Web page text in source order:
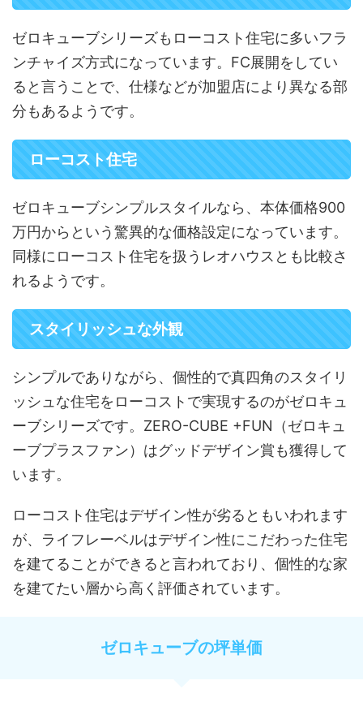
ゼロキューブシリーズもローコスト住宅に多いフラ
ンチャイズ方式になっています。FC展開をしてい
ると言うことで、仕様などが加盟店により異なる部
分もあるようです。
ローコスト住宅
ゼロキューブシンプルスタイルなら、本体価格900
万円からという驚異的な価格設定になっています。
同様にローコスト住宅を扱うレオハウスとも比較さ
れるようです。
スタイリッシュな外観
シンプルでありながら、個性的で真四角のスタイリ
ッシュな住宅をローコストで実現するのがゼロキュ
ーブシリーズです。 ZERO-CUBE +FUN（ゼロキュ
ーブプラスファン）はグッドデザイン賞も獲得して
います。
ローコスト住宅はデザイン性が劣るともいわれます
が、ライフレーベルはデザイン性にこだわった住宅
を建てることができると言われており、個性的な家
を建てたい層から高く評価されています。
ゼロキューブの坪単価